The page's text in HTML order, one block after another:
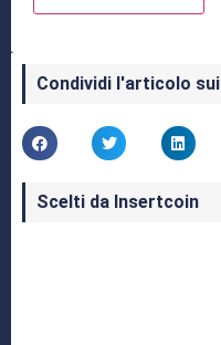
Condividi l'articolo
Scelti da Insertcoin